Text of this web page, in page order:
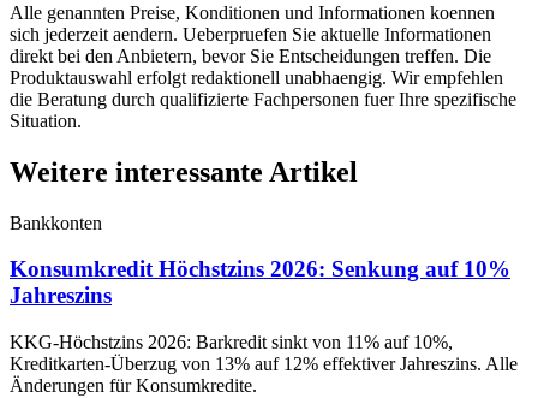
Alle genannten Preise, Konditionen und Informationen koennen
sich jederzeit aendern. Ueberpruefen Sie aktuelle Informationen
direkt bei den Anbietern, bevor Sie Entscheidungen treffen. Die
Produktauswahl erfolgt redaktionell unabhaengig. Wir empfehlen
die Beratung durch qualifizierte Fachpersonen fuer Ihre spezifische
Situation.
Weitere interessante Artikel
Bankkonten
Konsumkredit Höchstzins 2026: Senkung auf 10%
Jahreszins
KKG-Höchstzins 2026: Barkredit sinkt von 11% auf 10%,
Kreditkarten-Überzug von 13% auf 12% effektiver Jahreszins. Alle
Änderungen für Konsumkredite.